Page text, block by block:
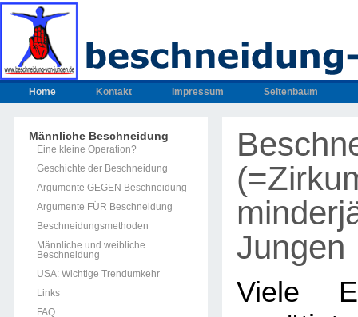
Home Kontakt Impressum Seitenbaum
Männliche Beschneidung
Eine kleine Operation?
Geschichte der Beschneidung
Argumente GEGEN Beschneidung
Argumente FÜR Beschneidung
Beschneidungsmethoden
Männliche und weibliche
Beschneidung
USA: Wichtige Trendumkehr
Links
FAQ
Jungen
Viele